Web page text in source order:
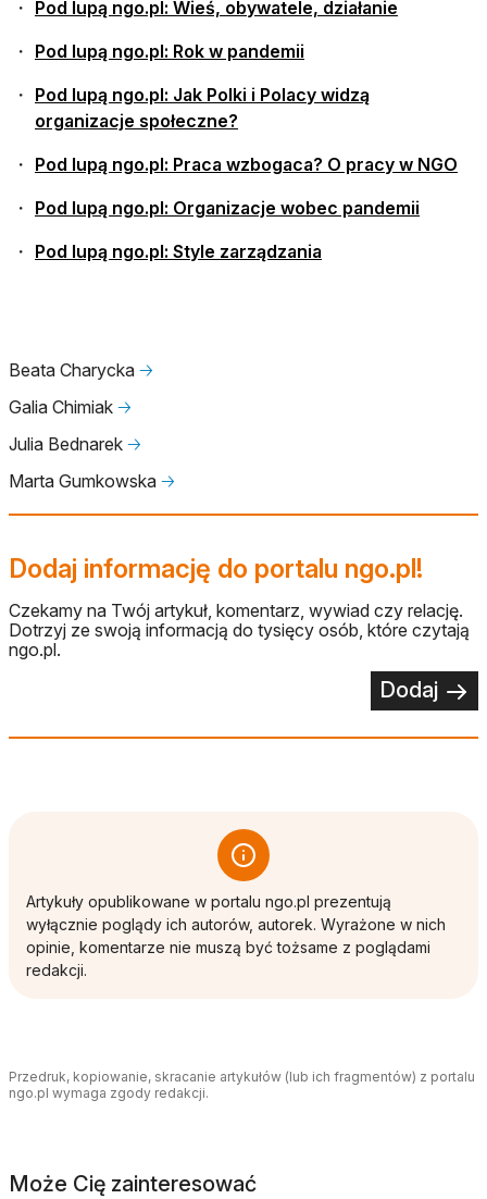
Pod lupą ngo.pl: Wieś, obywatele, działanie
Pod lupą ngo.pl: Rok w pandemii
Pod lupą ngo.pl: Jak Polki i Polacy widzą
organizacje społeczne?
Pod lupą ngo.pl: Praca wzbogaca? O pracy w NGO
Pod lupą ngo.pl: Organizacje wobec pandemii
Pod lupą ngo.pl: Style zarządzania
Beata Charycka 🡢
Galia Chimiak 🡢
Julia Bednarek 🡢
Marta Gumkowska 🡢
Dodaj informację do portalu ngo.pl!
Czekamy na Twój artykuł, komentarz, wywiad czy relację.
Dotrzyj ze swoją informacją do tysięcy osób, które czytają
ngo.pl.
Dodaj
Artykuły opublikowane w portalu ngo.pl prezentują
wyłącznie poglądy ich autorów, autorek. Wyrażone w nich
opinie, komentarze nie muszą być tożsame z poglądami
redakcji.
Przedruk, kopiowanie, skracanie artykułów (lub ich fragmentów) z portalu
ngo.pl wymaga zgody redakcji.
Może Cię zainteresować